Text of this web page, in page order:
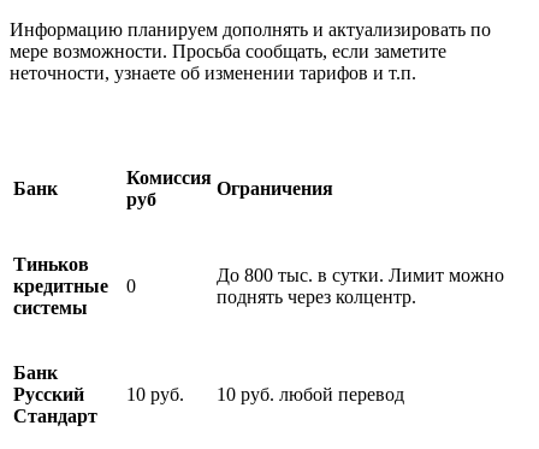
Информацию планируем дополнять и актуализировать по
мере возможности. Просьба сообщать, если заметите
неточности, узнаете об изменении тарифов и т.п.
Банк
Комиссия
руб
Ограничения
Тиньков
кредитные
системы
0
До 800 тыс. в сутки. Лимит можно
поднять через колцентр.
Банк
Русский
Стандарт
10 руб. 10 руб. любой перевод